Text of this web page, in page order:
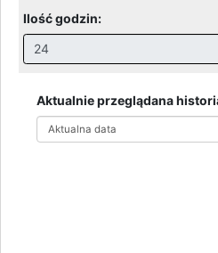
Ilość godzin:
Godziny: 1-168, Dni: 1-30,
Aktualnie przeglądana
Aktualna data